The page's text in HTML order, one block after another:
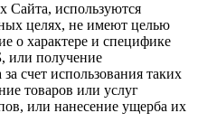
Сайта, используются
целях, не имеют целью
о характере и специфике
или получение
счет использования таких
товаров или услуг
или нанесение ущерба их